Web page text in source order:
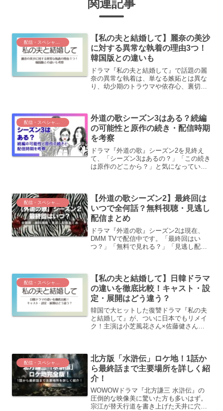
関連記事
配信・スペシャルドラマ
【私の夫と結婚して】麗奈の美沙
に対する異常な執着の理由3つ！
韓国版との違いも
ドラマ『私の夫と結婚して』で話題の麗
奈の異常な執着は、単なる嫉妬とは異な
り、幼少期のトラウマや依存心、裏切ら
た、先行制作韓国版と...
配信・スペシャルドラマ
外道の歌シーズン3はある？続編
の可能性と原作の続き・配信時期
を考察
ドラマ『外道の歌』シーズン2を見終え
て、「シーズン3はあるの？」「この続き
は原作のどこから？」と気になっている
れた伏線や原作の展...
配信・スペシャルドラマ
【外道の歌シーズン2】最終回は
いつで全何話？無料視聴・見逃し
配信まとめ
ドラマ『外道の歌』シーズン2は現在、
DMM TVで配信中です。「最終回はい
つ？」「無料で見れる？」「見逃し配信
す。この記事を読んでわか...
【私の夫と結婚して】日韓ドラマ
の違いを徹底比較！キャスト・設
定・展開はどう違う？
韓国で大ヒットした復讐ドラマ『私の夫
と結婚して』が、ついに日本でもリメイ
ク！主演は小芝風花さん×佐藤健さんと
をキャスト・設定・ストー...
北方版「水滸伝」ロケ地！1話か
ら最終話まで主要場所を詳しく紹
介！
WOWOWドラマ『北方謙三 水滸伝』の
圧倒的な映像美に驚いた方も多いはず。
宗江が替天行道を書き上げた天井に穴の